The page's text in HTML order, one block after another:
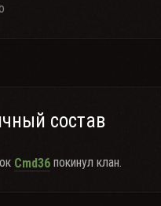
состав
Cmd36 покинул клан.